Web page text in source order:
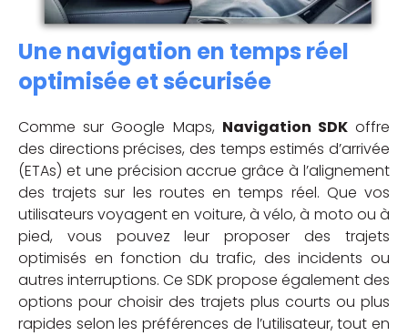
Une navigation en temps réel
optimisée et sécurisée
Comme sur Google Maps, Navigation SDKoffre
des directions précises, des temps estimés d’arrivée
(ETAs) et une précision accrue grâce à l’alignement
des trajets sur les routes en temps réel. Que vos
utilisateurs voyagent en voiture, à vélo, à moto ou à
pied, vous pouvez leur proposer des trajets
optimisés en fonction du trafic, des incidents ou
autres interruptions. Ce SDK propose également des
options pour choisir des trajets plus courts ou plus
rapides selon les préférences de l’utilisateur, tout en